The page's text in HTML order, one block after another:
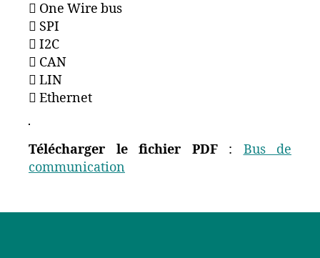
 One Wire bus
 SPI
 I2C
 CAN
 LIN
 Ethernet
Télécharger le fichier PDF: Bus de
communication